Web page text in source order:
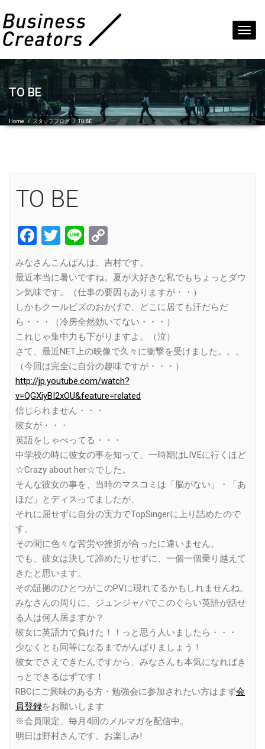
TO BE
Home / スタッフブログ /TO BE
TO BE
Facebook
Twitter
Line
Link
みなさんこんばんは、吉村です。
最近本当に暑いですね。夏が大好きな私でもちょっとダウ
ン気味です。（仕事の要因もありますが・・）
しかもクールビズのおかげで、どこに居ても汗だらだ
ら・・・（冷房全然効いてない・・・）
これじゃ集中力も下がりますよ。（泣）
さて、最近NET上の映像で久々に衝撃を受けました。。。
（今回は完全に自分の趣味ですが・・・）
http://jp.youtube.com/watch?
v=QGXiyBI2xOU&feature=related
信じられません・・・
彼女が・・・
英語をしゃべってる・・・
中学校の時に彼女の事を知って、一時期はLIVEに行くほど
☆Crazy about her☆でした。
そんな彼女の事を、当時のマスコミは「脳がない」・「あ
ほだ」とディスってましたが、
それに屈せずに自分の実力でTopSingerに上り詰めたので
す。
その間に色々な苦労や挫折が合ったに違いません。
でも、彼女は決して諦めたりせずに、一個一個乗り越えて
きたと思います。
その証拠のひとつがこのPVに現れてるかもしれませんね。
みなさんの周りに、ジュンジャパでこのぐらい英語が話せ
る人は何人居ますか？
彼女に英語力で負けた！！っと思う人いましたら・・・
少なくとも同等になるまでがんばりましょう！
彼女でさえできたんですから、みなさんも本気になればき
っとできるはずです！
RBCにご興味のある方・勉強会に参加されたい方はまず会
員登録をお願いします
※会員限定、毎月4回のメルマガを配信中。
明日は野村さんです。お楽しみ!